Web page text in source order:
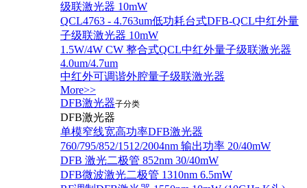
级联激光器 10mW
QCL4763 - 4.763um低功耗台式DFB-QCL中红外量
子级联激光器 10mW
1.5W/4W CW 整合式QCL中红外量子级联激光器
4.0um/4.7um
中红外可调谐外腔量子级联激光器
More>>
DFB激光器子分类
DFB激光器
单模窄线宽高功率DFB激光器
760/795/852/1512/2004nm 输出功率 20/40mW
DFB 激光二极管 852nm 30/40mW
DFB微波激光二极管 1310nm 6.5mW